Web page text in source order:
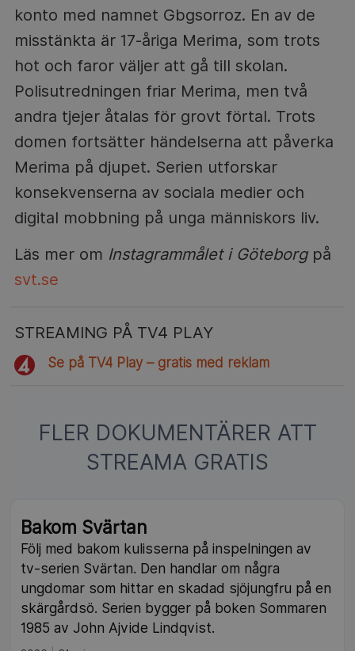
konto med namnet Gbgsorroz. En av de
misstänkta är 17-åriga Merima, som trots
hot och faror väljer att gå till skolan.
Polisutredningen friar Merima, men två
andra tjejer åtalas för grovt förtal. Trots
domen fortsätter händelserna att påverka
Merima på djupet. Serien utforskar
konsekvenserna av sociala medier och
digital mobbning på unga människors liv.
Läs mer om Instagrammålet i Göteborgpå
svt.se
STREAMING PÅ TV4 PLAY
Se på TV4 Play – gratis med reklam
FLER DOKUMENTÄRER ATT
STREAMA GRATIS
Bakom Svärtan
Följ med bakom kulisserna på inspelningen av
tv-serien Svärtan. Den handlar om några
ungdomar som hittar en skadad sjöjungfru på en
skärgårdsö. Serien bygger på boken Sommaren
1985 av John Ajvide Lindqvist.